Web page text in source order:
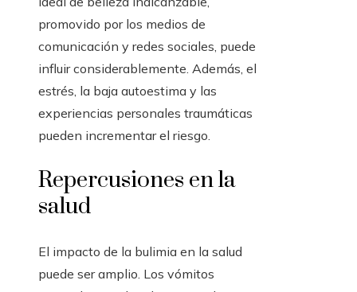
promovido por los medios de
comunicación y redes sociales, puede
influir considerablemente. Además, el
estrés, la baja autoestima y las
experiencias personales traumáticas
pueden incrementar el riesgo.
Repercusiones en la
salud
El impacto de la bulimia en la salud
puede ser amplio. Los vómitos